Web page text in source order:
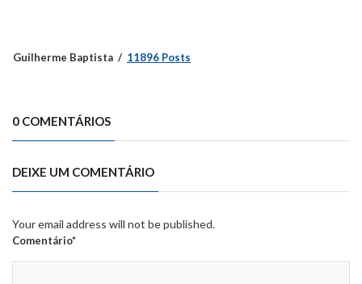
Guilherme Baptista 11896 Posts
0 COMENTÁRIOS
DEIXE UM COMENTÁRIO
Your email address will not be published.
Comentário*